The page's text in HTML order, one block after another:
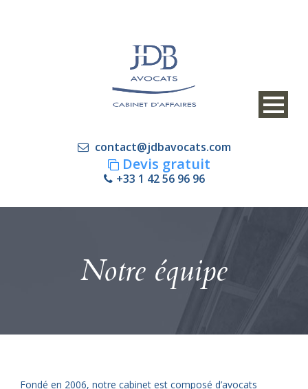
contact@jdbavocats.com
Devis gratuit
+33 1 42 56 96 96
Notre équipe
Fondé en 2006, notre cabinet est composé d’avocats